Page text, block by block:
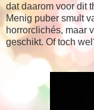
dat daarom voor dit
Menig puber smult
horrorclichés, maar
geschikt. Of toch